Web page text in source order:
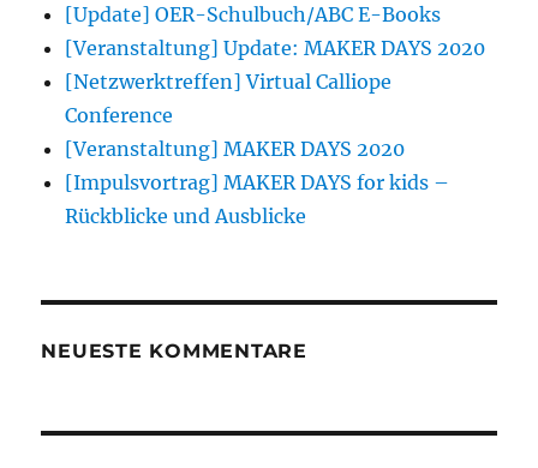
[Update] OER-Schulbuch/ABC E-Books
[Veranstaltung] Update: MAKER DAYS 2020
[Netzwerktreffen] Virtual Calliope
Conference
[Veranstaltung] MAKER DAYS 2020
[Impulsvortrag] MAKER DAYS for kids –
Rückblicke und Ausblicke
NEUESTE KOMMENTARE